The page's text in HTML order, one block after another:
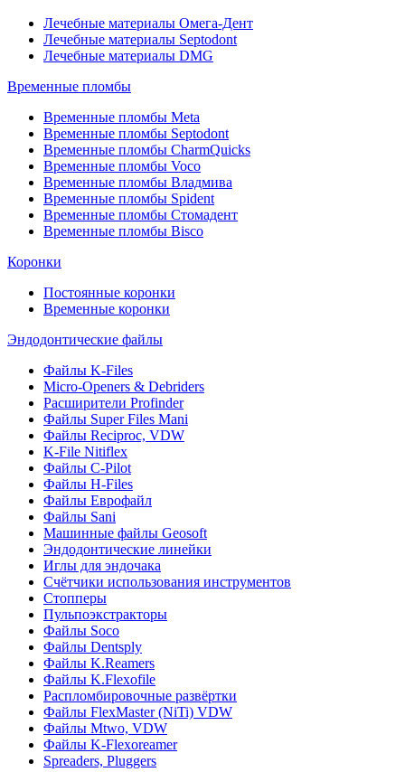
Лечебные материалы Омега-Дент
Лечебные материалы Septodont
Лечебные материалы DMG
Временные пломбы
Временные пломбы Meta
Временные пломбы Septodont
Временные пломбы CharmQuicks
Временные пломбы Voco
Временные пломбы Владмива
Временные пломбы Spident
Временные пломбы Стомадент
Временные пломбы Bisco
Коронки
Постоянные коронки
Временные коронки
Эндодонтические файлы
Файлы K-Files
Micro-Openers & Debriders
Расширители Profinder
Файлы Super Files Mani
Файлы Reciproc, VDW
K-File Nitiflex
Файлы C-Pilot
Файлы H-Files
Файлы Еврофайл
Файлы Sani
Машинные файлы Geosoft
Эндодонтические линейки
Иглы для эндочака
Счётчики использования инструментов
Стопперы
Пульпоэкстракторы
Файлы Soco
Файлы Dentsply
Файлы K.Reamers
Файлы K.Flexofile
Распломбировочные развёртки
Файлы FlexMaster (NiTi) VDW
Файлы Mtwo, VDW
Файлы K-Flexoreamer
Spreaders, Pluggers